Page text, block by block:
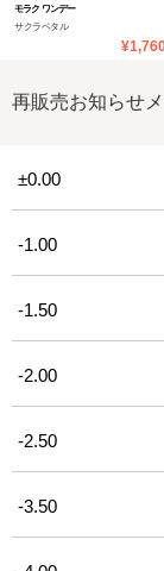
モラク ワンデー
サクラペタル
再販売お知らせ
±0.00
-1.00
-1.50
-2.00
-2.50
-3.50